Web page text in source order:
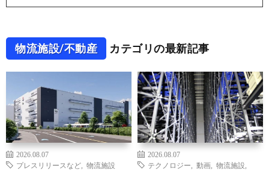
物流施設/不動産 カテゴリの最新記事
2026.08.07
プレスリリースなど
物流施設
2026.08.07
テクノロジー
動画 物流施設